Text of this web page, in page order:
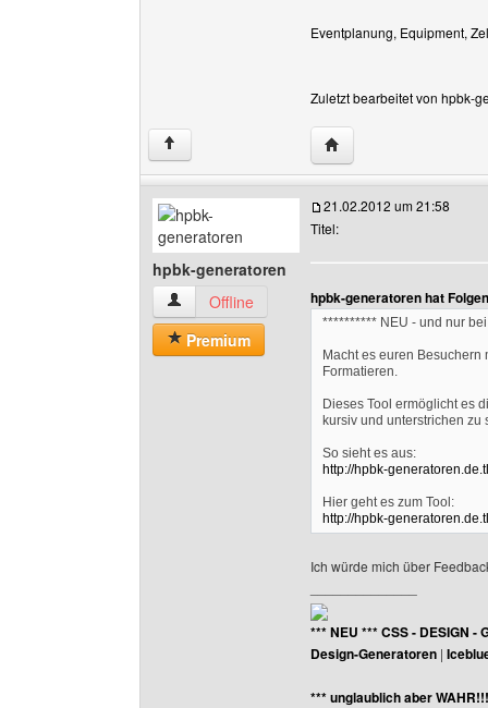
Eventplanung, Equipment,
Zuletzt bearbeitet von hpbk-
↑ Website dieses
hpbk-generatoren
hpbk-generatoren Benutzer-Profile anzeigen
Offline
Premium
21.02.2012 um 21:58
Titel:
hpbk-generatoren hat
********** NEU - und nur
Macht es euren
Formatieren.
Dieses Tool ermöglicht es
kursiv und unterstrichen zu
So sieht es aus:
http://hpbk-
Hier geht es zum Tool:
http://hpbk-
Ich würde mich über
*** NEU *** CSS - DESIGN -
Design-Generatoren |
*** unglaublich aber